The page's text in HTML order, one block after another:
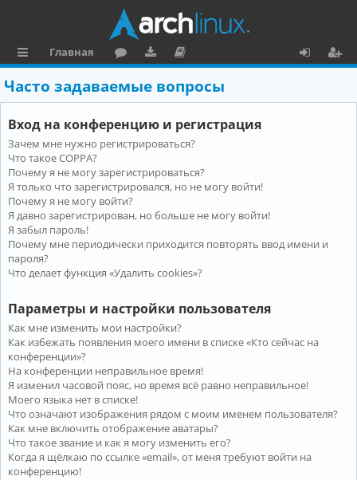
ы
л
к
и
Главная
ру
м
ру
зк
и
ку
м
е
н
та
ц
и
я
о
и
Часто задаваемые вопросы
Вход на конференцию и регистрация
Зачем мне нужно регистрироваться?
Что такое COPPA?
Почему я не могу зарегистрироваться?
Я только что зарегистрировался, но не могу войти!
Почему я не могу войти?
Я давно зарегистрирован, но больше не могу войти!
Я забыл пароль!
Почему мне периодически приходится повторять ввод имени и
пароля?
Что делает функция «Удалить cookies»?
Параметры и настройки пользователя
Как мне изменить мои настройки?
Как избежать появления моего имени в списке «Кто сейчас на
конференции»?
На конференции неправильное время!
Я изменил часовой пояс, но время всё равно неправильное!
Моего языка нет в списке!
Что означают изображения рядом с моим именем пользователя?
Как мне включить отображение аватары?
Что такое звание и как я могу изменить его?
Когда я щёлкаю по ссылке «email», от меня требуют войти на
конференцию!